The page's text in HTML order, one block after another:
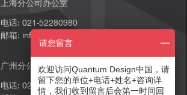
上海分公司办公室
电话: 021-52280980
邮箱: info@qd-china.com
广州分公司办公室
电话: 020-89202739
请您留言
欢迎访问Quantum Design中国，请
留下您的单位+电话+姓名+咨询详
情，我们收到留言后会第一时间回